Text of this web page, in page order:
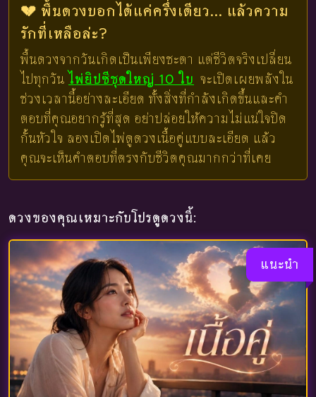
💔 พื้นดวงบอกได้แค่ครึ่งเดียว... แล้วความ
รักที่เหลือล่ะ?
พื้นดวงจากวันเกิดเป็นเพียงชะตา แต่ชีวิตจริงเปลี่ยน
ไปทุกวัน ไพ่ยิปซีชุดใหญ่ 10 ใบ จะเปิดเผยพลังใน
ช่วงเวลานี้อย่างละเอียด ทั้งสิ่งที่กำลังเกิดขึ้นและคำ
ตอบที่คุณอยากรู้ที่สุด อย่าปล่อยให้ความไม่แน่ใจปิด
กั้นหัวใจ ลองเปิดไพ่ดูดวงเนื้อคู่แบบละเอียด แล้ว
คุณจะเห็นคำตอบที่ตรงกับชีวิตคุณมากกว่าที่เคย
ดวงของคุณเหมาะกับโปรดูดวงนี้:
แนะนำ